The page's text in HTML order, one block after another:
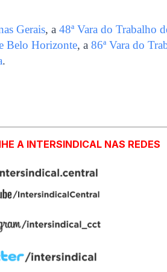
Gerais, a48ª Vara do Trabalho
Belo Horizonte, a86ª Vara do
.
A INTERSINDICAL NAS REDES